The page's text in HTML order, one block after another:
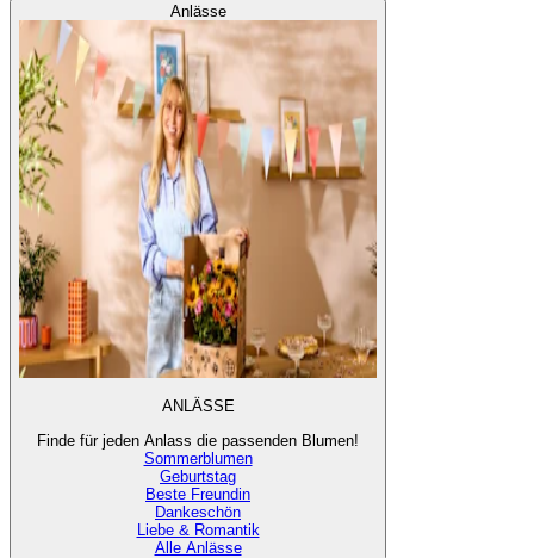
Anlässe
ANLÄSSE
Finde für jeden Anlass die passenden Blumen!
Sommerblumen
Geburtstag
Beste Freundin
Dankeschön
Liebe & Romantik
Alle Anlässe